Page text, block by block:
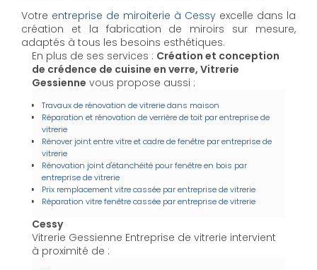
Votre entreprise de miroiterie à Cessy excelle dans la
création et la fabrication de miroirs sur mesure,
adaptés à tous les besoins esthétiques.
En plus de ses services : Création et conception
de crédence de cuisine en verre, Vitrerie
Gessienne vous propose aussi :
Travaux de rénovation de vitrerie dans maison
Réparation et rénovation de verrière de toit par entreprise de
vitrerie
Rénover joint entre vitre et cadre de fenêtre par entreprise de
vitrerie
Rénovation joint d'étanchéité pour fenêtre en bois par
entreprise de vitrerie
Prix remplacement vitre cassée par entreprise de vitrerie
Réparation vitre fenêtre cassée par entreprise de vitrerie
Cessy
Vitrerie Gessienne Entreprise de vitrerie intervient
à proximité de :